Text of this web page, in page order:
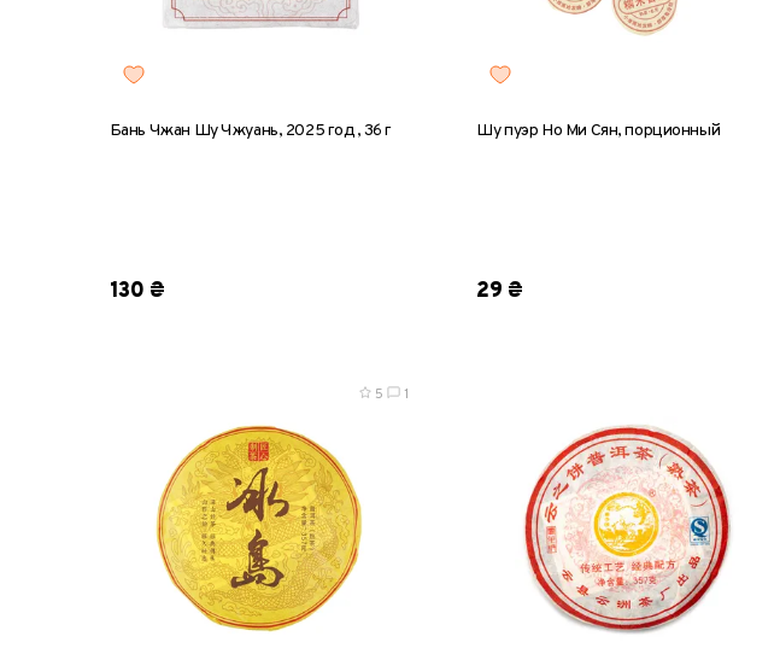
Бань Чжан Шу Чжуань, 2025 год, 36 г
130 ₴
Шу пуэр Но Ми Сян, порционный
29 ₴
5 1